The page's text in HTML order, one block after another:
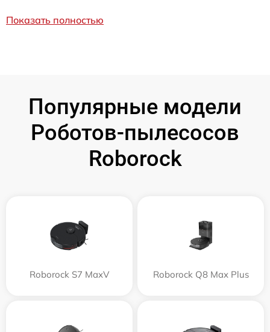
Показать полностью
Популярные модели
Роботов-пылесосов
Roborock
Roborock S7 MaxV Roborock Q8 Max Plus